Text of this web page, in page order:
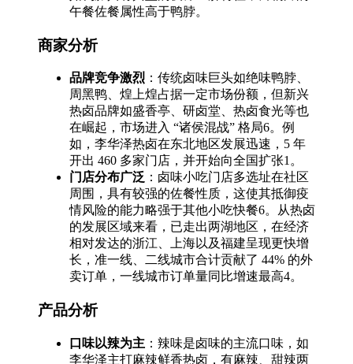
午餐佐餐属性高于鸭脖。
商家分析
品牌竞争激烈 ：传统卤味巨头如绝味鸭脖、
周黑鸭、煌上煌占据一定市场份额，但新兴
热卤品牌如盛香亭、研卤堂、热卤食光等也
在崛起，市场进入 “诸侯混战” 格局6。例
如，李华泽热卤在东北地区发展迅速，5 年
开出 460 多家门店，并开始向全国扩张1。
门店分布广泛 ：卤味小吃门店多选址在社区
周围，具有较强的佐餐性质，这使其抵御疫
情风险的能力略强于其他小吃快餐6。从热卤
的发展区域来看，已走出两湖地区，在经济
相对发达的浙江、上海以及福建呈现更快增
长，准一线、二线城市合计贡献了 44% 的外
卖订单，一线城市订单量同比增速最高4。
产品分析
口味以辣为主 ：辣味是卤味的主流口味，如
李华泽主打麻辣鲜香热卤，有麻辣、甜辣两